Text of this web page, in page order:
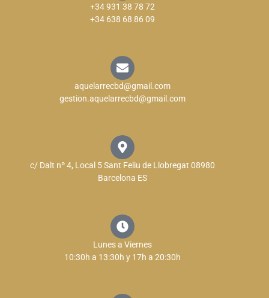
+34 931 38 78 72
+34 638 68 86 09
aquelarrecbd@gmail.com
gestion.aquelarrecbd@gmail.com
c/ Dalt nº 4, Local 5 Sant Feliu de Llobregat 08980
Barcelona ES
Lunes a Viernes
10:30h a 13:30h y 17h a 20:30h